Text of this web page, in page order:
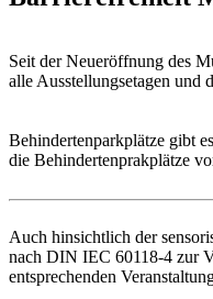
Seit der Neueröffnung des
alle Ausstellungsetagen und
Behindertenparkplätze gibt
die Behindertenprakplätze
Auch hinsichtlich der
nach DIN IEC 60118-4 zur
entsprechenden